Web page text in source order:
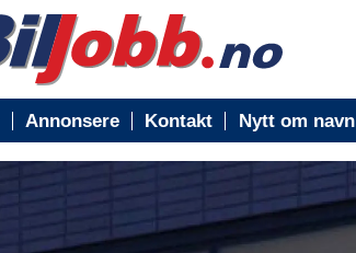
Annonsere Kontakt Nytt om navn